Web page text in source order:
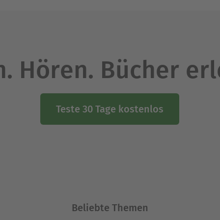
Hören. Bücher
Teste 30 Tage kostenlos
Beliebte Themen